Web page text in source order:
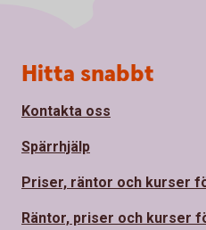
Sidfot
Hitta snabbt
Kontakta oss
Spärrhjälp
Priser, räntor och kurser
Räntor, priser och kurser